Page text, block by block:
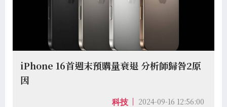
iPhone 16首週末預購量衰退 分析師歸咎2原
因
科技 2024-09-16 12:56:00